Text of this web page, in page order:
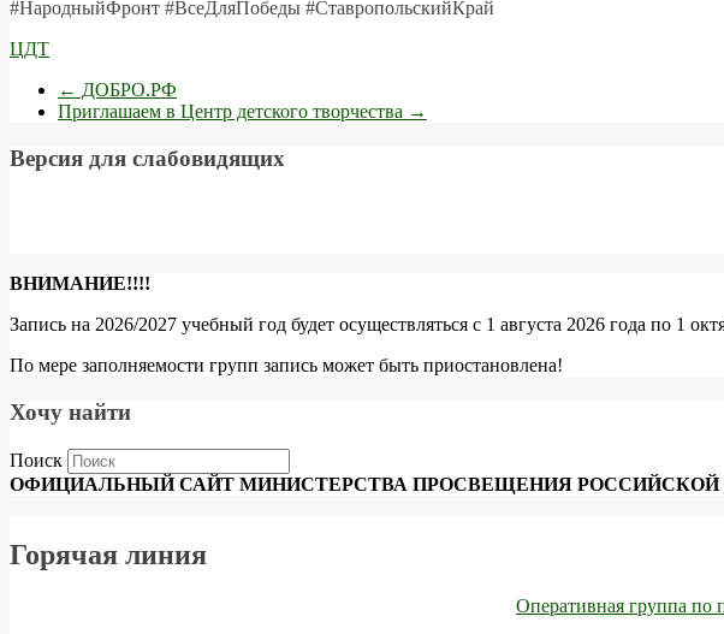
#НародныйФронт #ВсеДляПобеды #СтавропольскийКрай
ЦДТ
← ДОБРО.РФ
Приглашаем в Центр детского творчества →
Версия для слабовидящих
ВНИМАНИЕ!!!!
Запись на 2026/2027 учебный год будет осуществляться с 1 августа 2026 года по 1
По мере заполняемости групп запись может быть приостановлена!
Хочу найти
Поиск
ОФИЦИАЛЬНЫЙ САЙТ МИНИСТЕРСТВА ПРОСВЕЩЕНИЯ РОССИЙСКОЙ
Горячая линия
Оперативная группа по